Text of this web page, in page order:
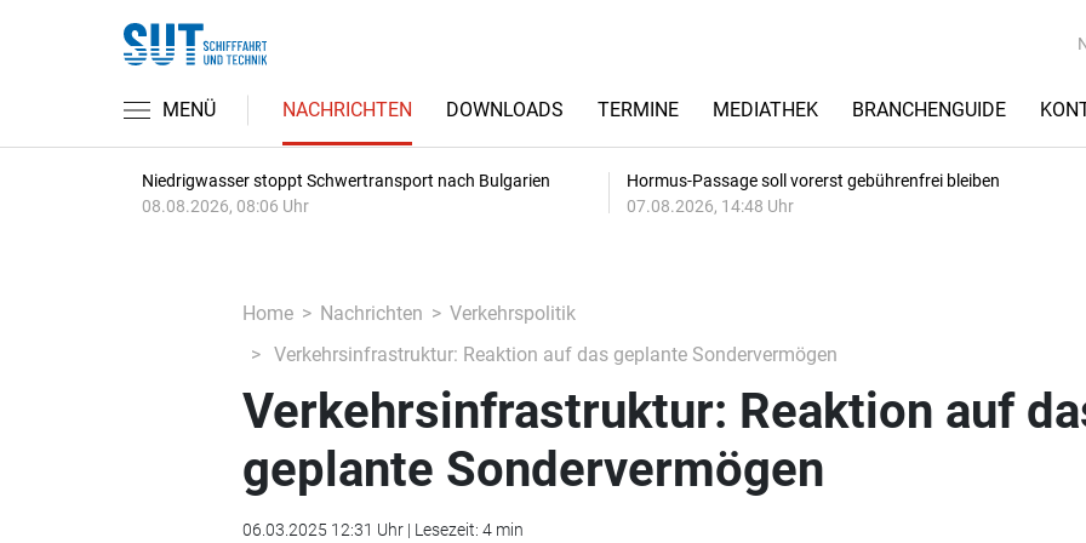
MENÜ NACHRICHTEN DOWNLOADS TERMINE MEDIATHEK BRANCHENGUIDE
Niedrigwasser stoppt Schwertransport nach Bulgarien
08.08.2026, 08:06 Uhr
Hormus-Passage soll vorerst gebührenfrei bleiben
07.08.2026, 14:48 Uhr
Home Nachrichten
Verkehrspolitik
Verkehrsinfrastruktur: Reaktion auf das geplante Sondervermögen
Verkehrsinfrastruktur: Reaktion auf
geplante Sondervermögen
06.03.2025 12:31 Uhr | Lesezeit: 4 min